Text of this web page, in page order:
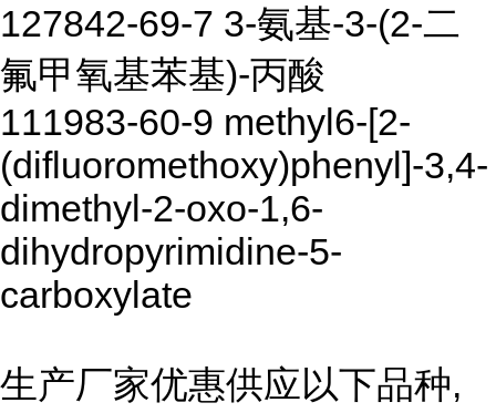
127842-69-7 3-氨基-3-(2-二
氟甲氧基苯基)-丙酸
111983-60-9 methyl6-[2-
(difluoromethoxy)phenyl]-3,4-
dimethyl-2-oxo-1,6-
dihydropyrimidine-5-
carboxylate
生产厂家优惠供应以下品种,